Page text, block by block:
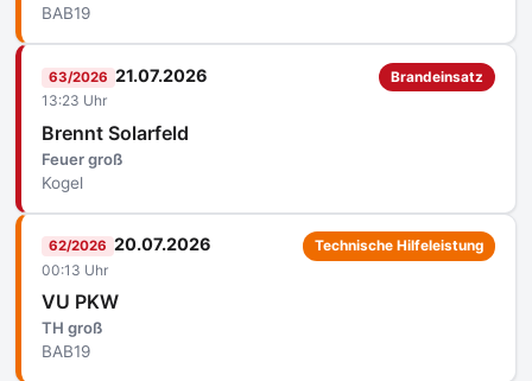
BAB19
63/2026 21.07.2026
13:23 Uhr
Brennt Solarfeld
Feuer groß
Kogel
Brandeinsatz
62/2026 20.07.2026
00:13 Uhr
VU PKW
TH groß
BAB19
Technische Hilfeleistung